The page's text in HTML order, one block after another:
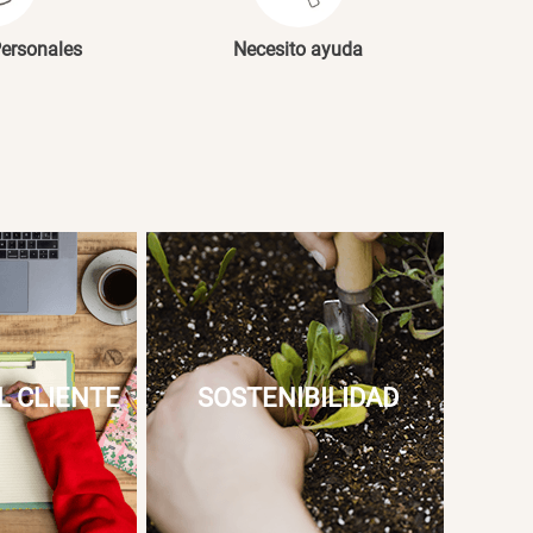
Necesito ayuda
CLIENTE SOSTENIBILIDAD